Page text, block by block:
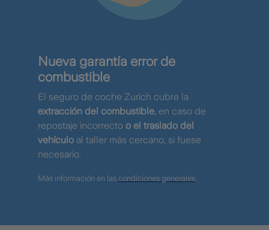
Nueva garantía error de
combustible
El seguro de coche Zurich cubre la
extracción del combustible, en caso de
repostaje incorrecto o el traslado del
vehículo al taller más cercano, si fuese
necesario.
Más información en las condiciones generales.